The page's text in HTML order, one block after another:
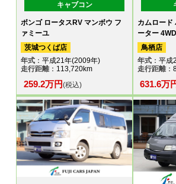
キャブコン
ボンゴ ロータスRV マンボウ フ
ァミーユ
茨城つくば店
年式 ：平成21年(2009年)
走行距離：113,720km
259.2万円(税込)
カムロード
ーター 4WD
鳥栖店
年式：平成
走行距離：
631.6万